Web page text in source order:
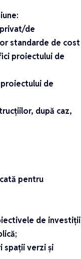
de
standarde de cost
proiectului de
de
după caz,
pentru
de investiții
spații verzi și